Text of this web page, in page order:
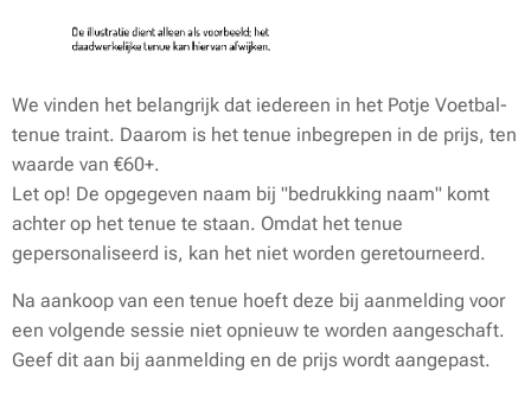
We vinden het belangrijk dat iedereen in het Potje Voetbal-
tenue traint. Daarom is het tenue inbegrepen in de prijs, ten
waarde van €60+.
Let op! De opgegeven naam bij "bedrukking naam" komt
achter op het tenue te staan. Omdat het tenue
gepersonaliseerd is, kan het niet worden geretourneerd.
Na aankoop van een tenue hoeft deze bij aanmelding voor
een volgende sessie niet opnieuw te worden aangeschaft.
Geef dit aan bij aanmelding en de prijs wordt aangepast.